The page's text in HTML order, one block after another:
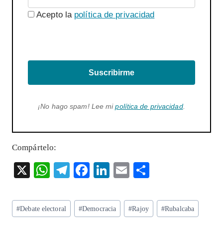
Acepto la política de privacidad
Suscribirme
¡No hago spam! Lee mipolítica de privacidad.
Compártelo:
X
W
ts
A
T
eg
ra
F
eb
o
Li
ke
dI
E
ai
l
re
Etiquetas
de
#Debate electoral #Democracia #Rajoy #Rubalcaba